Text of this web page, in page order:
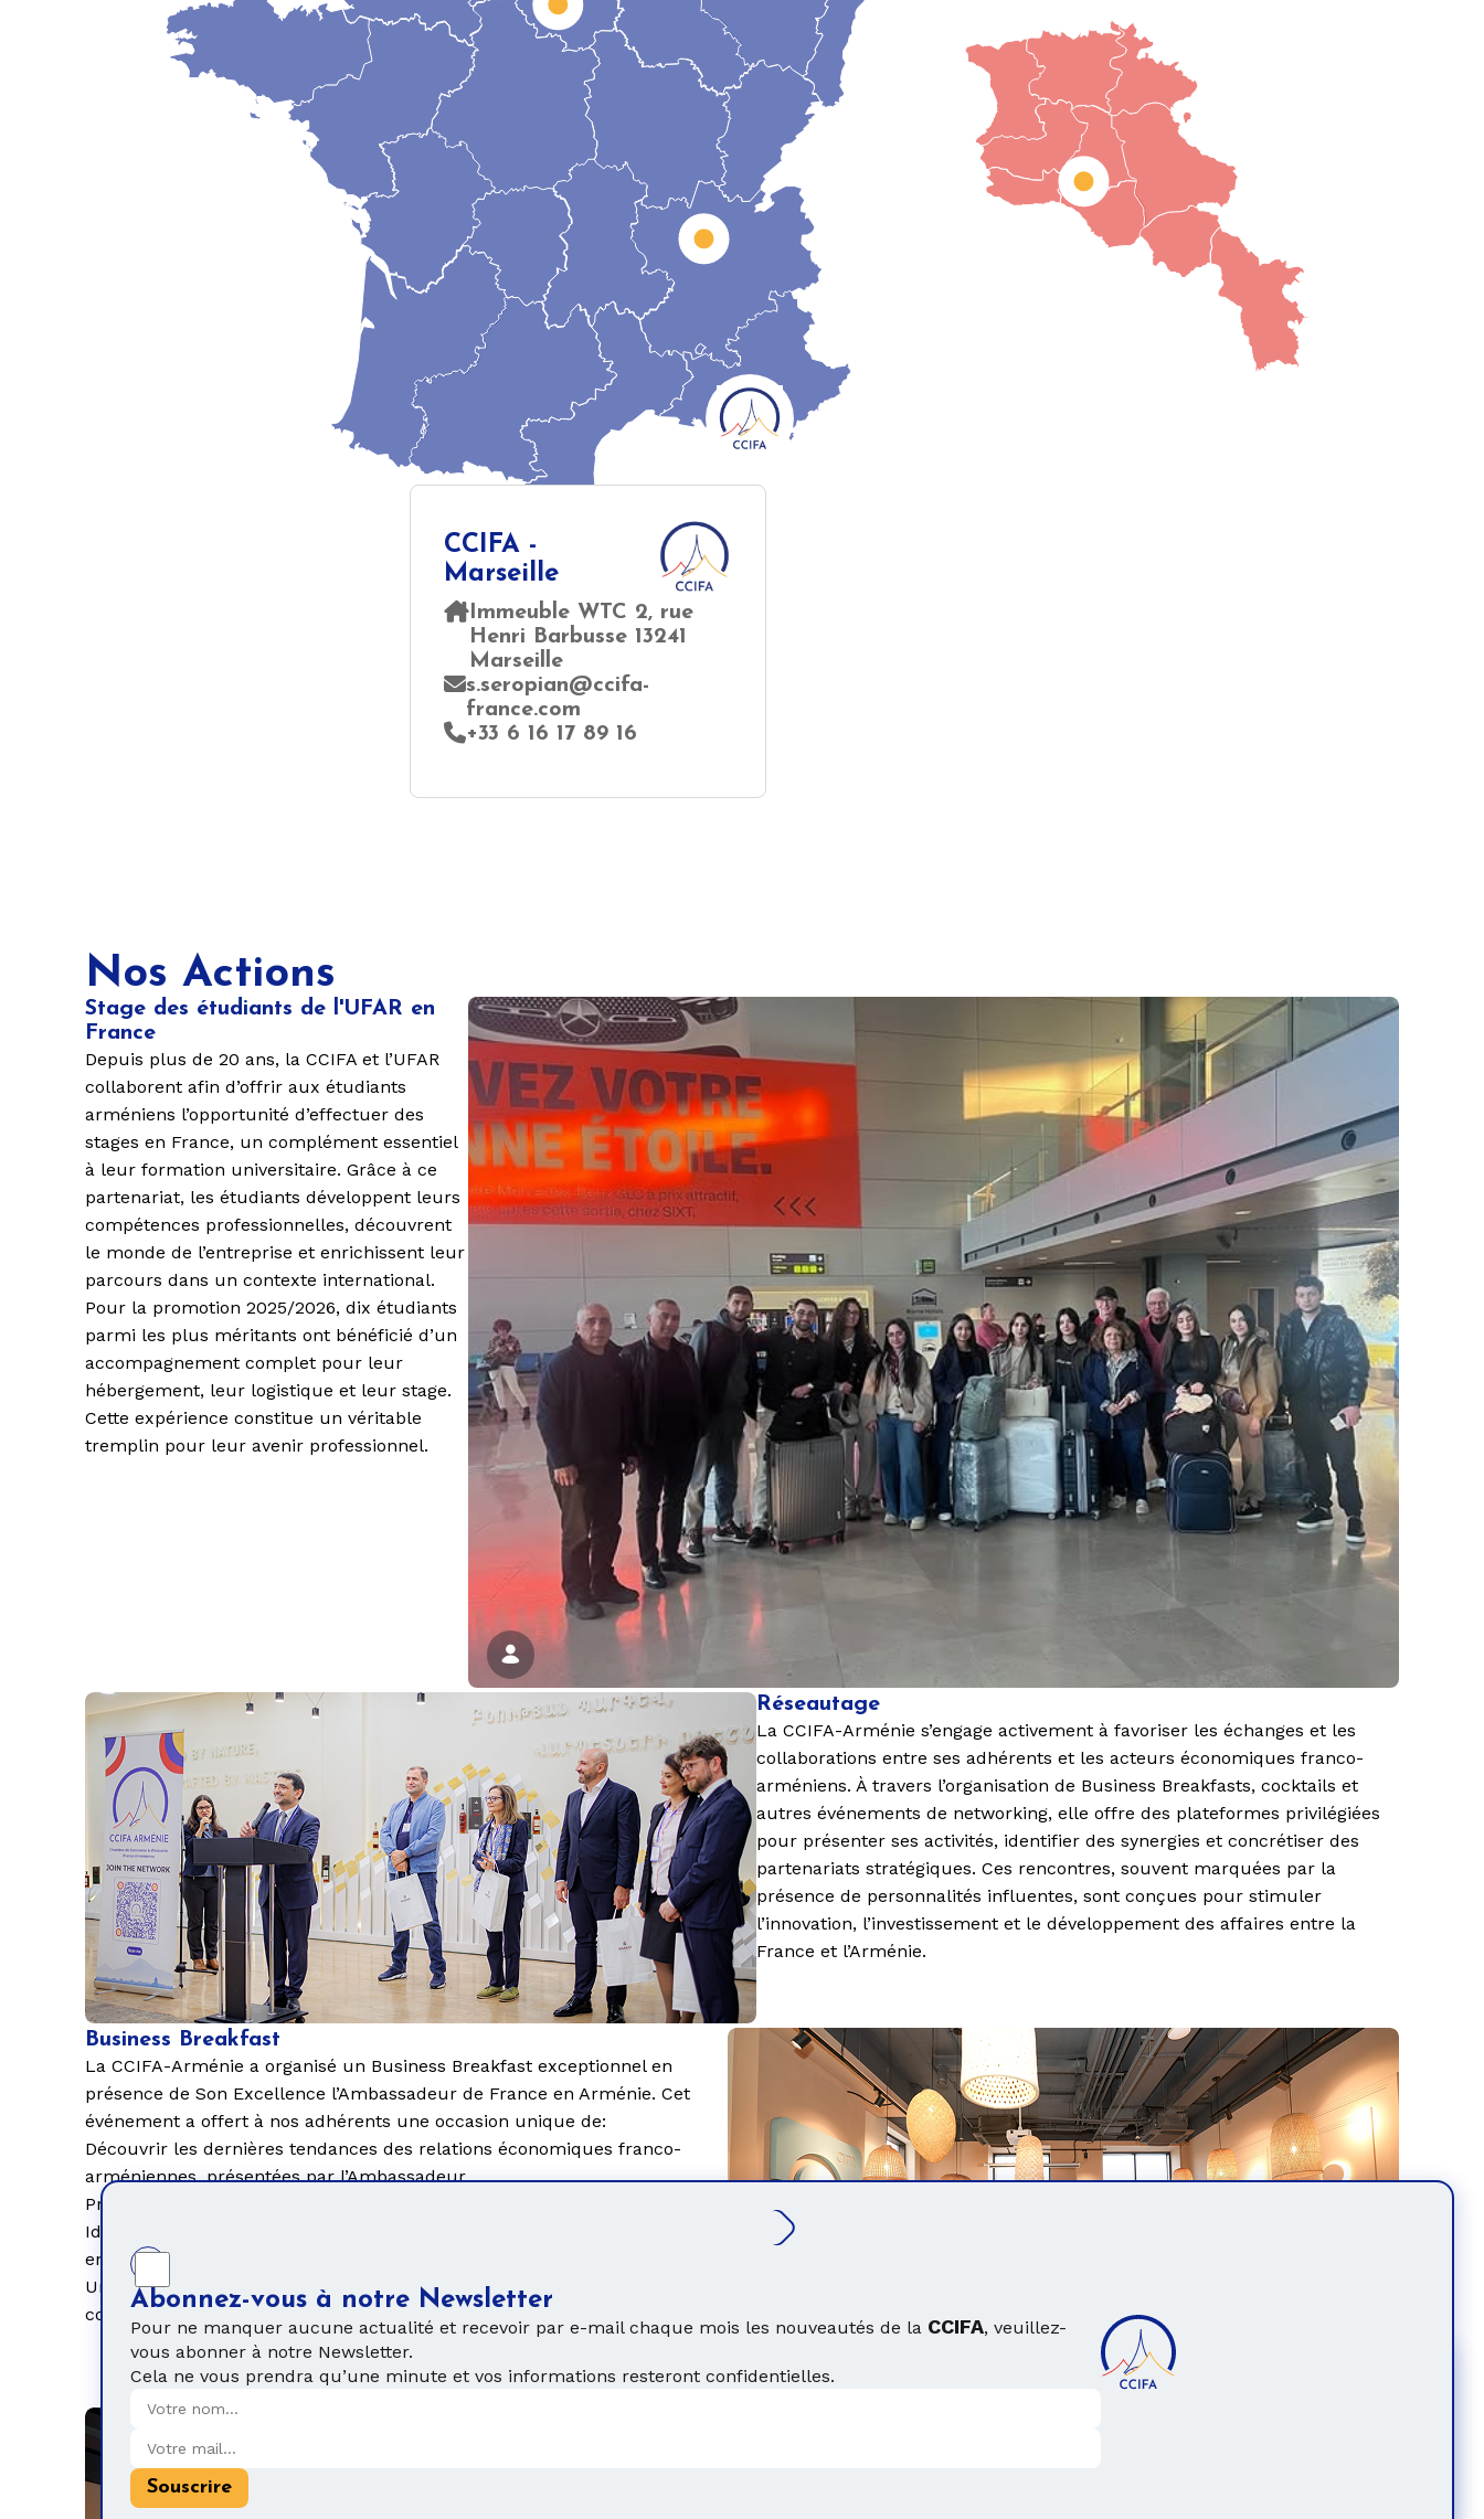
CCIFA -
Marseille
Immeuble WTC 2, rue
Henri Barbusse 13241
Marseille
s.seropian@ccifa-
france.com
+33 6 16 17 89 16
Nos Actions
Stage des étudiants de l'UFAR en
France
Depuis plus de 20 ans, la CCIFA et l’UFAR
collaborent afin d’offrir aux étudiants
arméniens l’opportunité d’effectuer des
stages en France, un complément essentiel
à leur formation universitaire. Grâce à ce
partenariat, les étudiants développent leurs
compétences professionnelles, découvrent
le monde de l’entreprise et enrichissent leur
parcours dans un contexte international.
Pour la promotion 2025/2026, dix étudiants
parmi les plus méritants ont bénéficié d’un
accompagnement complet pour leur
hébergement, leur logistique et leur stage.
Cette expérience constitue un véritable
tremplin pour leur avenir professionnel.
Réseautage
La CCIFA-Arménie s’engage activement à favoriser les échanges et les
collaborations entre ses adhérents et les acteurs économiques franco-
arméniens. À travers l’organisation de Business Breakfasts, cocktails et
autres événements de networking, elle offre des plateformes privilégiées
pour présenter ses activités, identifier des synergies et concrétiser des
partenariats stratégiques. Ces rencontres, souvent marquées par la
présence de personnalités influentes, sont conçues pour stimuler
l’innovation, l’investissement et le développement des affaires entre la
France et l’Arménie.
Business Breakfast
La CCIFA-Arménie a organisé un Business Breakfast exceptionnel en
présence de Son Excellence l’Ambassadeur de France en Arménie. Cet
événement a offert à nos adhérents une occasion unique de:
Découvrir les dernières tendances des relations économiques franco-
arméniennes,présentées par l’Ambassadeur.
Présenter
Identifier
entreprises lors d’un temps d’échange convivial.
Un format idéal pour
développer son réseau, partager des idées et
concrétiser des partenariatsentre acteurs économiques des deux pays.
Abonnez-vous à notre Newsletter
Pour ne manquer aucune actualité et recevoir par e-mail chaque mois les nouveautés de la CCIFA, veuillez-
vous abonner à notre Newsletter.
Cela ne vous prendra qu’une minute et vos informations resteront confidentielles.
Souscrire